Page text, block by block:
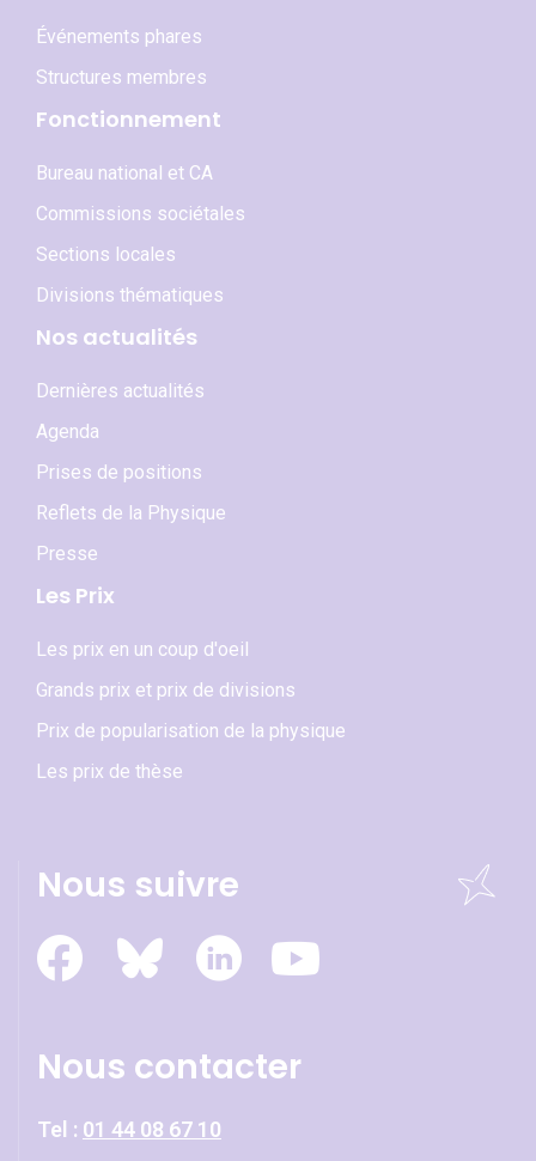
Événements phares
Structures membres
Fonctionnement
Bureau national et CA
Commissions sociétales
Sections locales
Divisions thématiques
Nos actualités
Dernières actualités
Agenda
Prises de positions
Reflets de la Physique
Presse
Les Prix
Les prix en un coup d'oeil
Grands prix et prix de divisions
Prix de popularisation de la physique
Les prix de thèse
Nous suivre
Nous contacter
Tel : 01 44 08 67 10